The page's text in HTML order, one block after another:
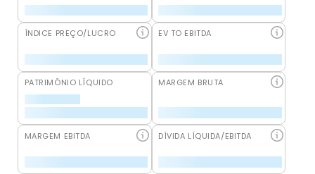
ÍNDICE PREÇO/LUCRO EV TO EBITDA
PATRIMÔNIO LÍQUIDO MARGEM BRUTA
MARGEM EBITDA DÍVIDA LÍQUIDA/EBITDA